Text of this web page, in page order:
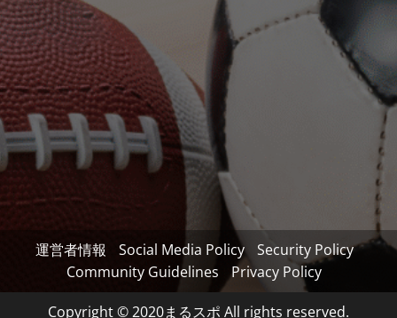
運営者情報 Social Media Policy
Security Policy
Community Guidelines
Privacy Policy
Copyright © 2020まるスポ All rights reserved.